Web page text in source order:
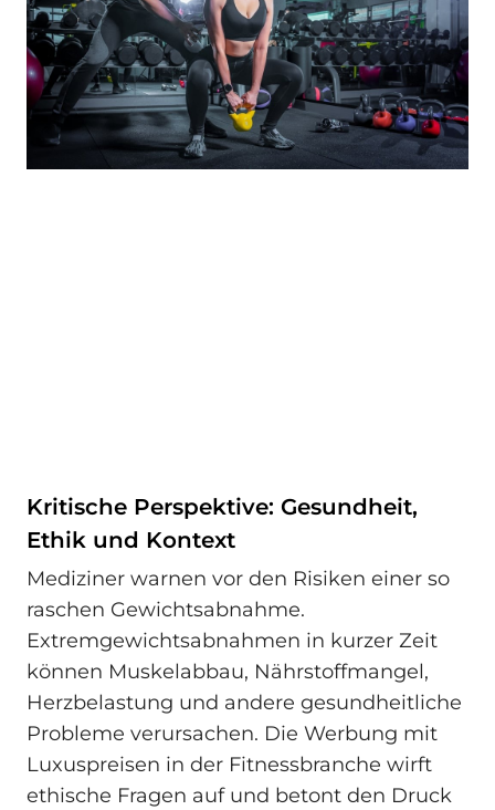
Kritische Perspektive: Gesundheit,
Ethik und Kontext
Mediziner warnen vor den Risiken einer so
raschen Gewichtsabnahme.
Extremgewichtsabnahmen in kurzer Zeit
können Muskelabbau, Nährstoffmangel,
Herzbelastung und andere gesundheitliche
Probleme verursachen. Die Werbung mit
Luxuspreisen in der Fitnessbranche wirft
ethische Fragen auf und betont den Druck